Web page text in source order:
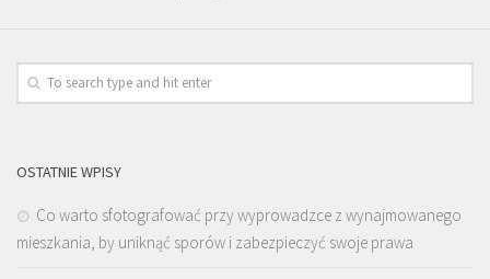
OSTATNIE WPISY
Co warto sfotografować przy wyprowadzce z wynajmowanego
mieszkania, by uniknąć sporów i zabezpieczyć swoje prawa